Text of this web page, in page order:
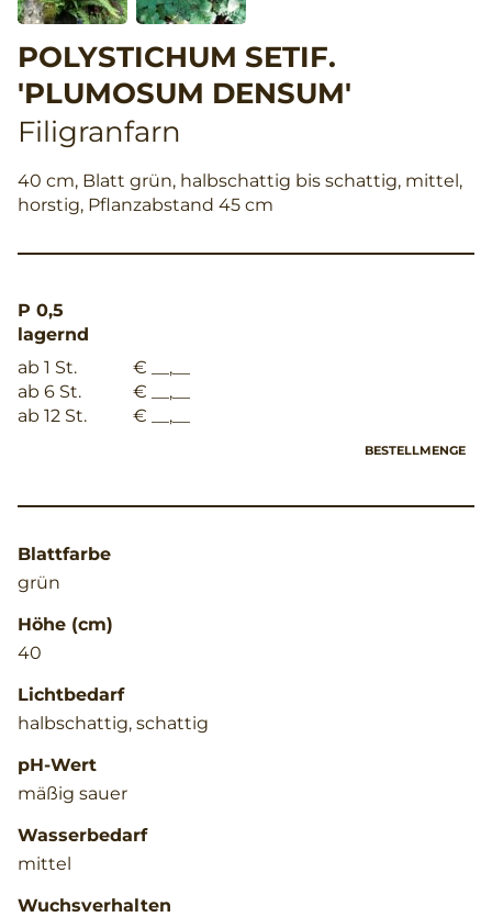
POLYSTICHUM SETIF.
'PLUMOSUM DENSUM'
Filigranfarn
40 cm, Blatt grün, halbschattig bis schattig, mittel,
horstig, Pflanzabstand 45 cm
P 0,5
lagernd
ab 1 St.
€ __,__
ab 6 St.
€ __,__
ab 12 St.
€ __,__
BESTELLMENGE
Blattfarbe
grün
Höhe (cm)
40
Lichtbedarf
halbschattig, schattig
pH-Wert
mäßig sauer
Wasserbedarf
mittel
Wuchsverhalten